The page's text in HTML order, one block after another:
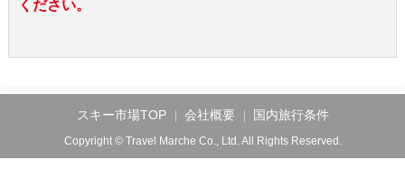
ください。
スキー市場TOP 会社概要 国内旅行条件
Copyright © Travel Marche Co., Ltd. All Rights Reserved.